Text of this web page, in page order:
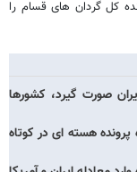
کل گردان های قسام را
صورت گیرد، کشورها
پرونده هسته ای در کوتاه